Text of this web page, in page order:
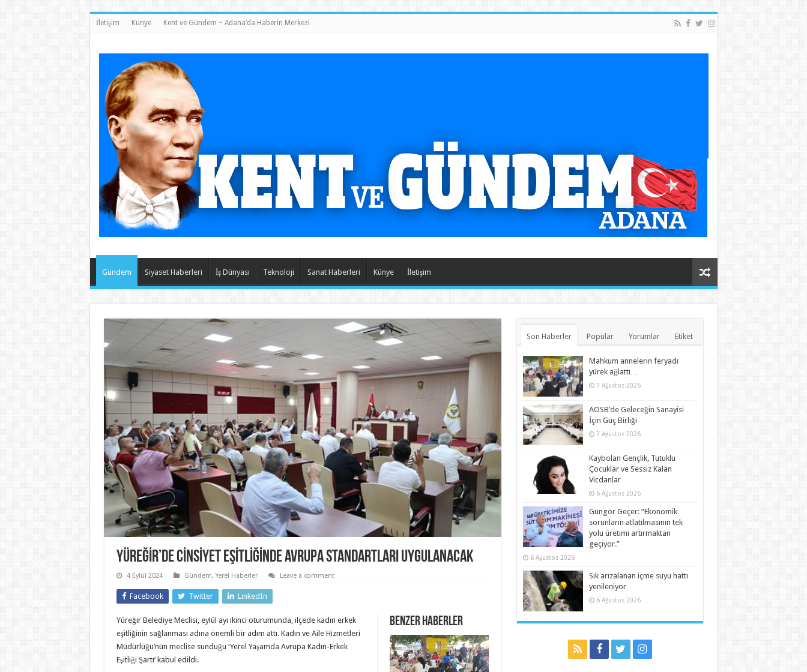
İletişim Künye Kent ve Gündem ~ Adana’da Haberin Merkezi
Gündem Siyaset Haberleri İş Dünyası Teknoloji Sanat Haberleri Künye İletişim
YÜREĞİR’DE CİNSİYET EŞİTLİĞİNDE AVRUPA STANDARTLARI UYGULANACAK
4 Eylül 2024 Gündem,Yerel Haberler Leave a comment
Facebook Twitter LinkedIn
Benzer Haberler
Yüreğir Belediye Meclisi, eylül ayı ikinci oturumunda, ilçede kadın erkek
eşitliğinin sağlanması adına önemli bir adım attı. Kadın ve Aile Hizmetleri
Müdürlüğü’nün meclise sunduğu ‘Yerel Yaşamda Avrupa Kadın-Erkek
Eşitliği Şartı’ kabul edildi.
Son Haberler Popular Yorumlar Etiket
Mahkum annelerin feryadı
yürek ağlattı…
7 Ağustos 2026
AOSB’de Geleceğin Sanayisi
İçin Güç Birliği
7 Ağustos 2026
Kaybolan Gençlik, Tutuklu
Çocuklar ve Sessiz Kalan
Vicdanlar
6 Ağustos 2026
Güngör Geçer: “Ekonomik
sorunların atlatılmasının tek
yolu üretimi artırmaktan
geçiyor.”
6 Ağustos 2026
Sık arızalanan içme suyu hattı
yenileniyor
6 Ağustos 2026